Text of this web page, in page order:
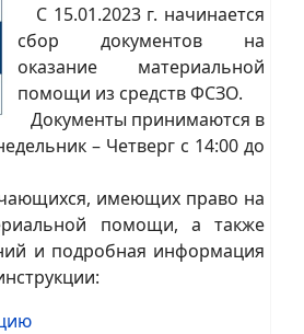
С 15.01.2023 г. начинается
сбор документов на
оказание материальной
помощи из средств ФСЗО.
Документы принимаются в
– Четверг с 14:00 до
имеющих право на
помощи, а также
и подробная информация